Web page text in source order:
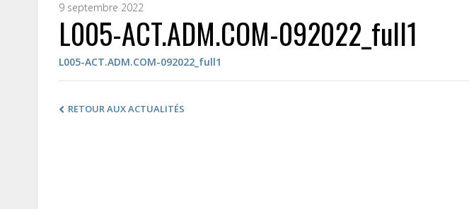
9 septembre 2022
L005-ACT.ADM.COM-092022_full1
L005-ACT.ADM.COM-092022_full1
RETOUR AUX ACTUALITÉS